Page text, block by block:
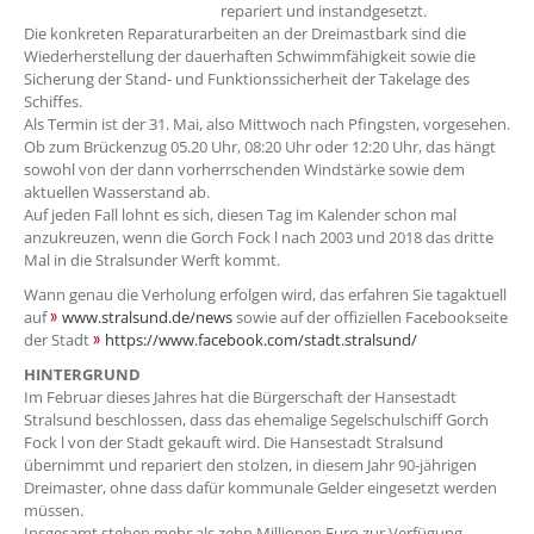
repariert und instandgesetzt.
Die konkreten Reparaturarbeiten an der Dreimastbark sind die
Wiederherstellung der dauerhaften Schwimmfähigkeit sowie die
Sicherung der Stand- und Funktionssicherheit der Takelage des
Schiffes.
Als Termin ist der 31. Mai, also Mittwoch nach Pfingsten, vorgesehen.
Ob zum Brückenzug 05.20 Uhr, 08:20 Uhr oder 12:20 Uhr, das hängt
sowohl von der dann vorherrschenden Windstärke sowie dem
aktuellen Wasserstand ab.
Auf jeden Fall lohnt es sich, diesen Tag im Kalender schon mal
anzukreuzen, wenn die Gorch Fock l nach 2003 und 2018 das dritte
Mal in die Stralsunder Werft kommt.
Wann genau die Verholung erfolgen wird, das erfahren Sie tagaktuell
auf
www.stralsund.de/newssowie auf der offiziellen Facebookseite
der Stadt
https://www.facebook.com/stadt.stralsund/
HINTERGRUND
Im Februar dieses Jahres hat die Bürgerschaft der Hansestadt
Stralsund beschlossen, dass das ehemalige Segelschulschiff Gorch
Fock l von der Stadt gekauft wird. Die Hansestadt Stralsund
übernimmt und repariert den stolzen, in diesem Jahr 90-jährigen
Dreimaster, ohne dass dafür kommunale Gelder eingesetzt werden
müssen.